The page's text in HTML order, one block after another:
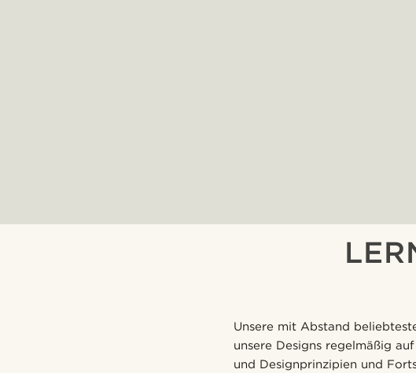
Unsere mit Abstand
unsere Designs regelmäßig
und Designprinzipien und